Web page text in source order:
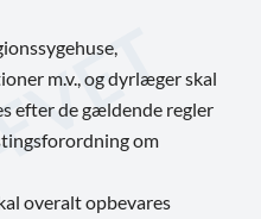
m.v., og dyrlæger skal
efter de gældende regler
om
overalt opbevares